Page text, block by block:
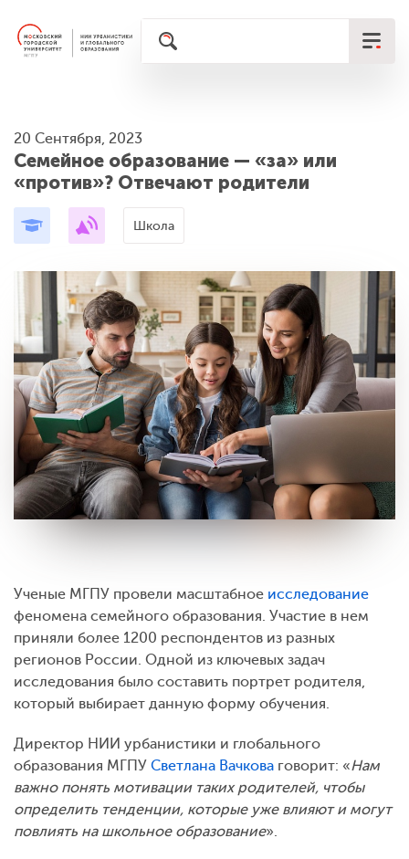
20 Сентября, 2023
Семейное образование — «за» или
«против»? Отвечают родители
Школа
Ученые МГПУ провели масштабное исследование
феномена семейного образования. Участие в нем
приняли более 1200 респондентов из разных
регионов России. Одной из ключевых задач
исследования было составить портрет родителя,
который выбирает данную форму обучения.
Директор НИИ урбанистики и глобального
образования МГПУ Светлана Вачкова говорит: «Нам
важно понять мотивации таких родителей, чтобы
определить тенденции, которые уже влияют и могут
повлиять на школьное образование».